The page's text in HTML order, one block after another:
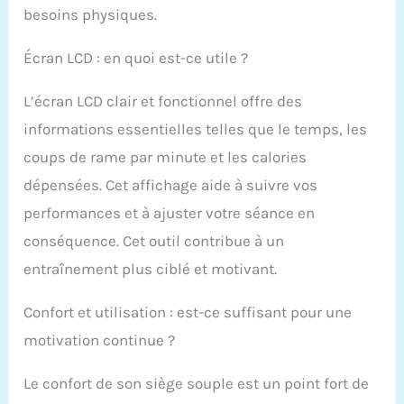
pour les professionnels
sorte que nos produits
sont plus adaptés pour
les personnes d'âge
moyen et les personnes
âgées qui ont besoin
rééducation ou les
personnes qui ont
physique. Pourquoi ne
【Moniteur
compte, les calories, le
besoins physiques.
Écran LCD : en quoi est-ce utile ?
L’écran LCD clair et fonctionnel offre des
informations essentielles telles que le temps, les
coups de rame par minute et les calories
dépensées. Cet affichage aide à suivre vos
performances et à ajuster votre séance en
conséquence. Cet outil contribue à un
entraînement plus ciblé et motivant.
Confort et utilisation : est-ce suffisant pour une
motivation continue ?
Le confort de son siège souple est un point fort de